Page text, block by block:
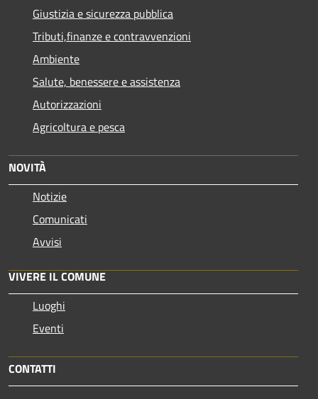
Giustizia e sicurezza pubblica
Tributi,finanze e contravvenzioni
Ambiente
Salute, benessere e assistenza
Autorizzazioni
Agricoltura e pesca
NOVITÀ
Notizie
Comunicati
Avvisi
VIVERE IL COMUNE
Luoghi
Eventi
CONTATTI